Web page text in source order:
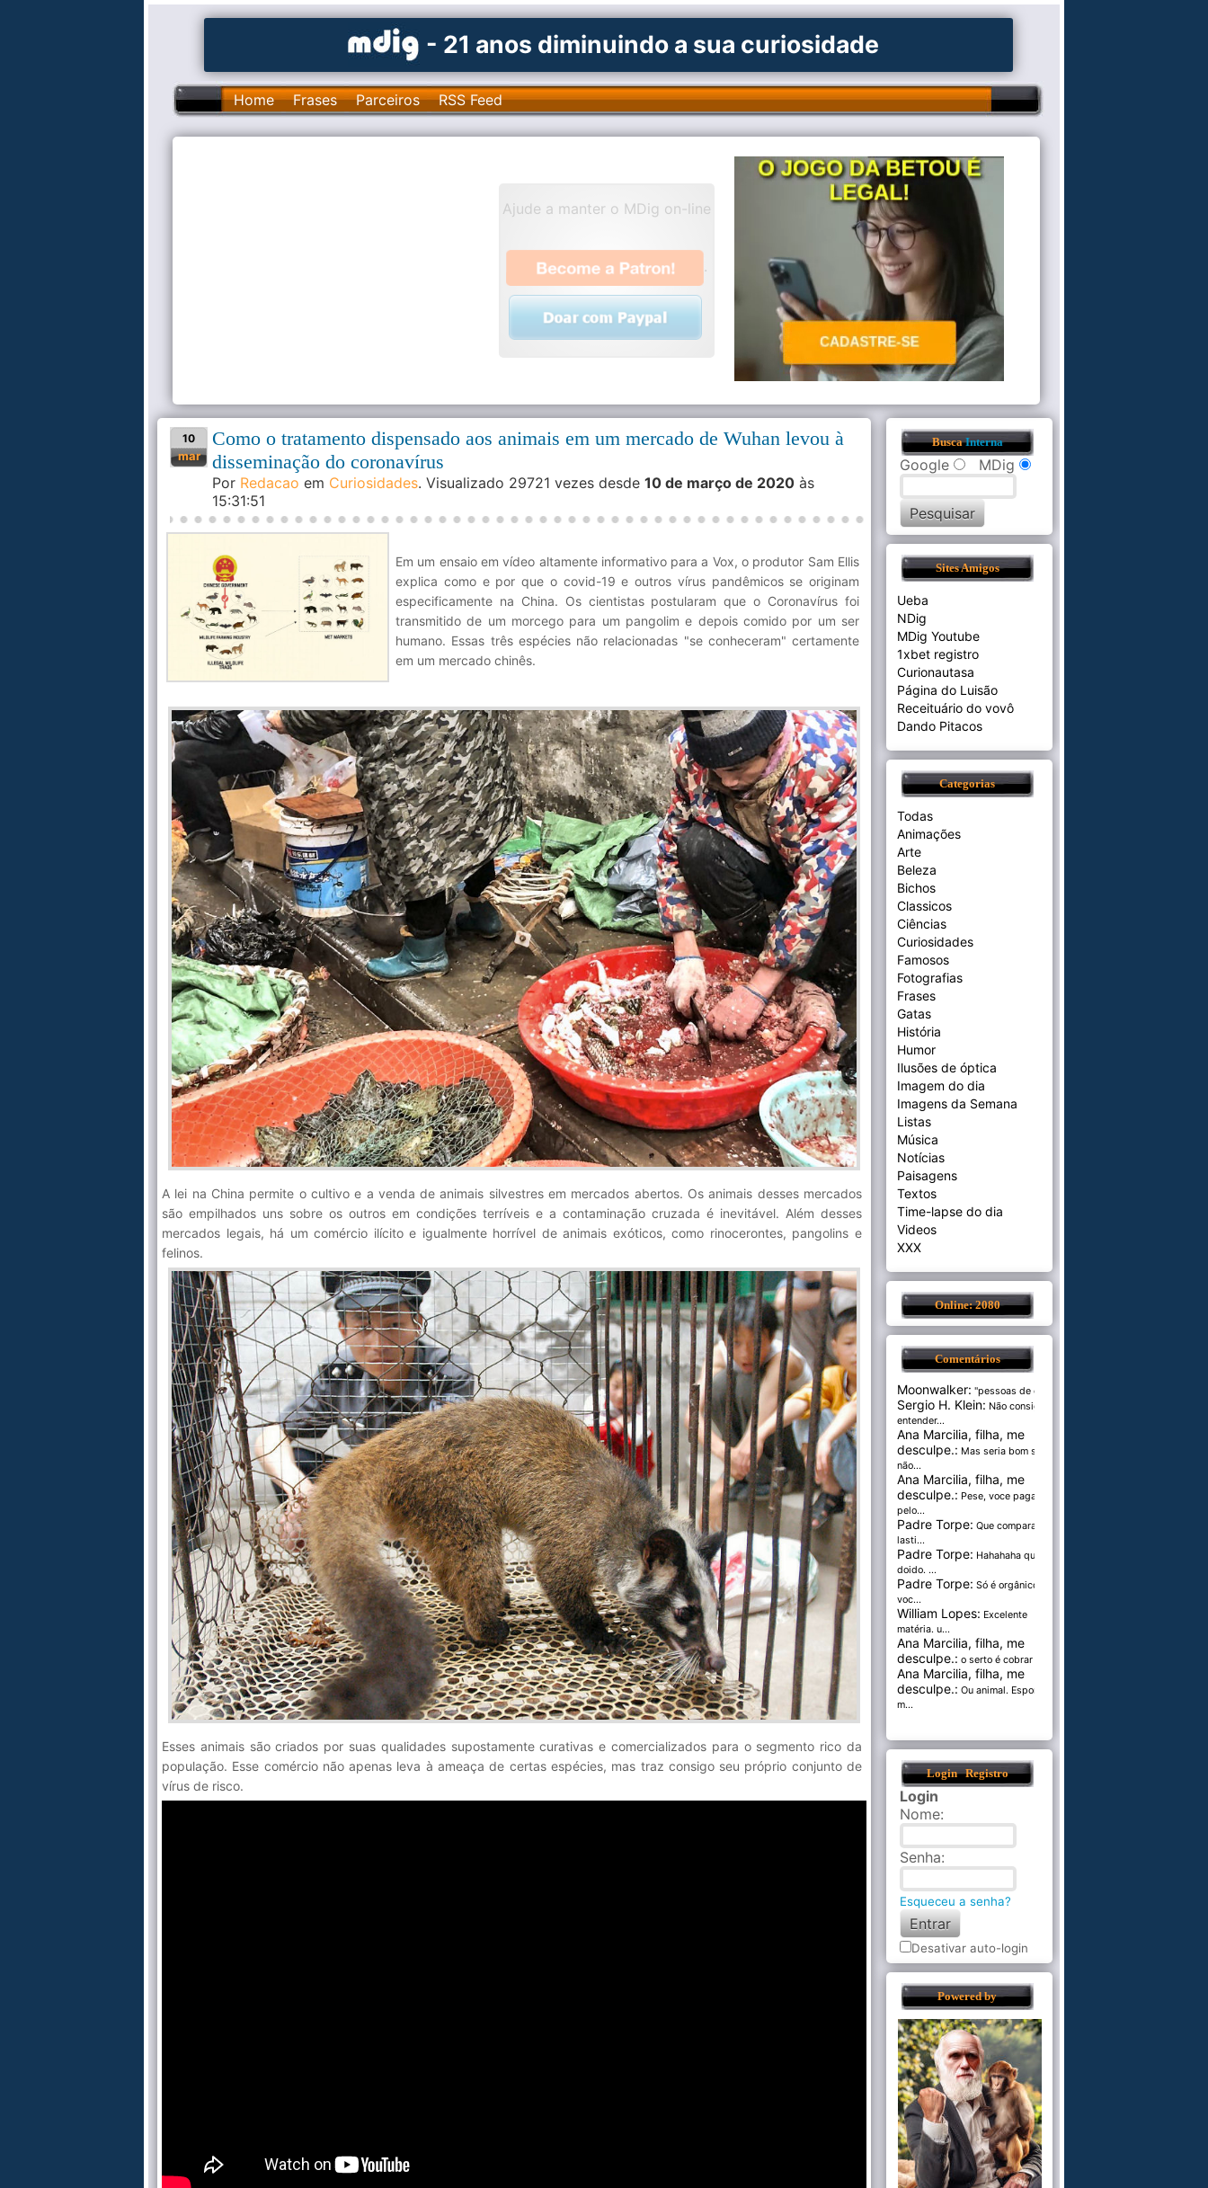
- 21 anos diminuindo a sua curiosidade
Home Frases Parceiros RSS Feed
Ajude a manter o MDig on-line
.
10
mar
Como o tratamento dispensado aos animais em um mercado de Wuhan levou à
disseminação do coronavírus
Por Redacao em Curiosidades. Visualizado 29721 vezes desde 10 de março de 2020 às
15:31:51
Em um ensaio em vídeo altamente informativo para a Vox, o produtor Sam Ellis
explica como e por que o covid-19 e outros vírus pandêmicos se originam
especificamente na China. Os cientistas postularam que o Coronavírus foi
transmitido de um morcego para um pangolim e depois comido por um ser
humano. Essas três espécies não relacionadas "se conheceram" certamente
em um mercado chinês.
A lei na China permite o cultivo e a venda de animais silvestres em mercados abertos. Os animais desses mercados
são empilhados uns sobre os outros em condições terríveis e a contaminação cruzada é inevitável. Além desses
mercados legais, há um comércio ilícito e igualmente horrível de animais exóticos, como rinocerontes, pangolins e
felinos.
Esses animais são criados por suas qualidades supostamente curativas e comercializados para o segmento rico da
população. Esse comércio não apenas leva à ameaça de certas espécies, mas traz consigo seu próprio conjunto de
vírus de risco.
BuscaInterna
Google MDig
Sites Amigos
Ueba
NDig
MDig Youtube
1xbet registro
Curionautasa
Página do Luisão
Receituário do vovô
Dando Pitacos
Categorias
Todas
Animações
Arte
Beleza
Bichos
Classicos
Ciências
Curiosidades
Famosos
Fotografias
Frases
Gatas
História
Humor
Ilusões de óptica
Imagem do dia
Imagens da Semana
Listas
Música
Notícias
Paisagens
Textos
Time-lapse do dia
Videos
XXX
Online: 2080
Comentários
Moonwalker: "pessoas de cer...
Sergio H. Klein: Não consigo
entender...
Ana Marcilia, filha, me
desculpe.: Mas seria bom se
não...
Ana Marcilia, filha, me
desculpe.: Pese, voce paga
pelo...
Padre Torpe: Que comparação
lasti...
Padre Torpe: Hahahaha que
doido. ...
Padre Torpe: Só é orgânico se
voc...
William Lopes: Excelente
matéria. u...
Ana Marcilia, filha, me
desculpe.: o serto é cobrar pel...
Ana Marcilia, filha, me
desculpe.: Ou animal. Esponja
m...
Login Registro
Login
Nome:
Senha:
Esqueceu a senha?
Desativar auto-login
Powered by